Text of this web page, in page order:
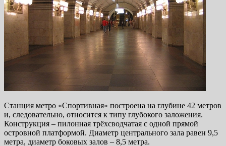
Станция метро «Спортивная» построена на глубине 42 метров
и, следовательно, относится к типу глубокого заложения.
Конструкция – пилонная трёхсводчатая с одной прямой
островной платформой. Диаметр центрального зала равен 9,5
метра, диаметр боковых залов – 8,5 метра.